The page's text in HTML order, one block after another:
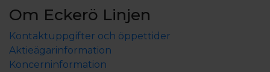
Om Eckerö Linjen
Kontaktuppgifter och öppettider
Aktieägarinformation
Koncerninformation